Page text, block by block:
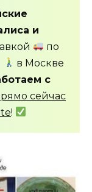
и
по
в Москве
с
сейчас
!